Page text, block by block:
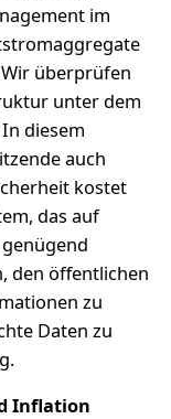
im
überprüfen
unter dem
diesem
auch
kostet
das auf
den öffentlichen
zu
Daten zu
Inflation